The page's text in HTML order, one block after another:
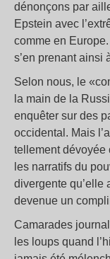
dénonçons par
Epstein avec
comme en
s’en prenant ainsi
Selon nous, le
la main de la
enquêter sur des
occidental. Mais
tellement dévoyée
les narratifs du
divergente qu’elle
devenue un
Camarades
les loups quand